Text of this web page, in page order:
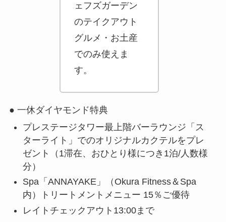
ェフズガーデン
のテイクアウト
グルメ・お土産
でのみ使えま
す。
● 一休ダイヤモンド特典
プレステージタワー最上階バーラウンジ「ス
ターライト」でのオリジナルカクテルをプレ
ゼント（1滞在、おひとり様につき1泊/人数様
分）
Spa「ANNAYAKE」（Okura Fitness＆Spa
内）トリートメントメニュー 15％ご優待
レイトチェックアウト13:00まで